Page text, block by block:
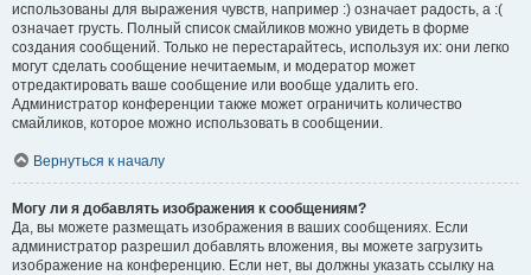
использованы для выражения чувств, например :) означает радость, а :(
означает грусть. Полный список смайликов можно увидеть в форме
создания сообщений. Только не перестарайтесь, используя их: они легко
могут сделать сообщение нечитаемым, и модератор может
отредактировать ваше сообщение или вообще удалить его.
Администратор конференции также может ограничить количество
смайликов, которое можно использовать в сообщении.
Вернуться к началу
Могу ли я добавлять изображения к сообщениям?
Да, вы можете размещать изображения в ваших сообщениях. Если
администратор разрешил добавлять вложения, вы можете загрузить
изображение на конференцию. Если нет, вы должны указать ссылку на